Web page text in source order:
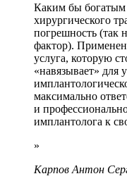
Каким бы богатым
хирургического
погрешность (так
фактор).
услуга, которую
«навязывает» для
максимально
и
имплантолога к
Карпов Антон